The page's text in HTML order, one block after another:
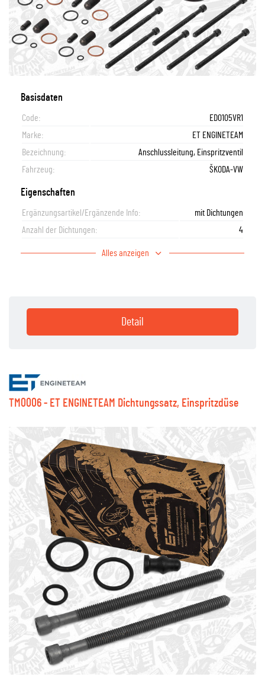
Basisdaten
Code:
ED0105VR1
Marke:
ET ENGINETEAM
Bezeichnung:
Anschlussleitung, Einspritzventil
Fahrzeug:
ŠKODA-VW
Eigenschaften
Ergänzungsartikel/Ergänzende Info:
mit Dichtungen
Anzahl der Dichtungen:
4
Alles anzeigen
Detail
TM0006 - ET ENGINETEAM Dichtungssatz, Einspritzdüse